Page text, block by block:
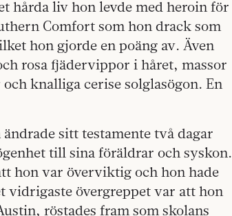
hårda liv hon levde med heroin för
Comfort som hon drack som
hon gjorde en poäng av. Även
rosa fjädervippor i håret, massor
knalliga cerise solglasögon. En
sitt testamente två dagar
till sina föräldrar och syskon.
hon var överviktig och hon hade
vidrigaste övergreppet var att hon
röstades fram som skolans